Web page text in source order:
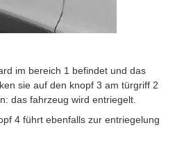
im bereich 1 befindet und das
sie auf den knopf 3 am türgriff 2
das fahrzeug wird entriegelt.
4 führt ebenfalls zur entriegelung